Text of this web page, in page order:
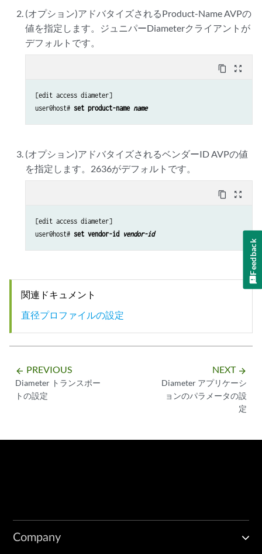
(オプション)アドバタイズされるProduct-Name AVPの
値を指定します。ジュニパーDiameterクライアントが
デフォルトです。
content_copy zoom_out_map
[edit access diameter]
user@host# set product-name name
(オプション)アドバタイズされるベンダーID AVPの値
を指定します。2636がデフォルトです。
content_copy zoom_out_map
[edit access diameter]
user@host# set vendor-id vendor-id
関連ドキュメント
直径プロファイルの設定
arrow_backward PREVIOUS
Diameter トランスポー
トの設定
NEXT arrow_forward
Diameter アプリケーシ
ョンのパラメータの設
定
Company
Feedback